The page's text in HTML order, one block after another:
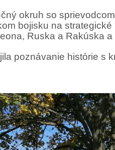
okruh so
bojisku na
Ruska a Rakúska
poznávanie histórie s